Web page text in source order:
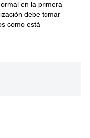
en la primera
debe tomar
como está